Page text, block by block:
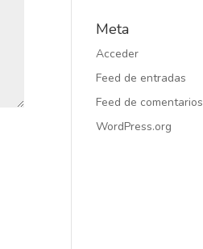
Meta
Acceder
Feed de entradas
Feed de comentarios
WordPress.org